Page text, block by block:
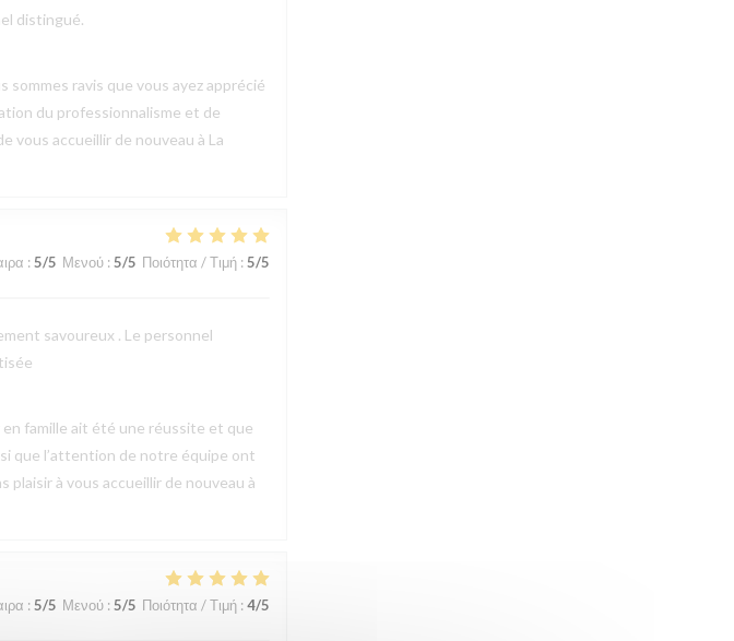
distingué.
sommes ravis que vous ayez apprécié
du professionnalisme et de
vous accueillir de nouveau à La
: 5/5 Μενού: 5/5 Ποιότητα / Τιμή: 5/5
savoureux . Le personnel
famille ait été une réussite et que
que l’attention de notre équipe ont
à vous accueillir de nouveau à
: 5/5 Μενού: 5/5 Ποιότητα / Τιμή: 4/5